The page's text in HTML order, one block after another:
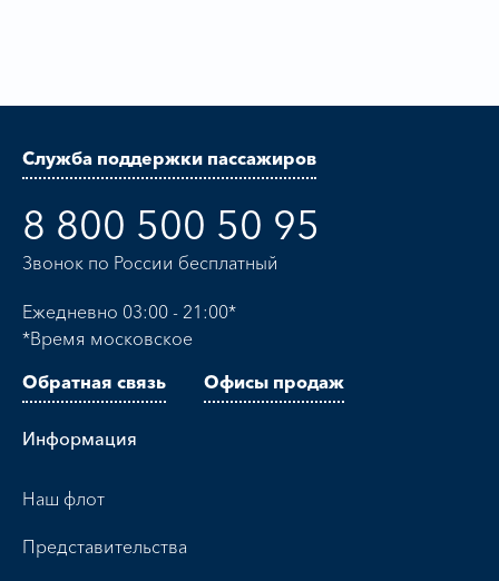
Служба поддержки пассажиров
8 800 500 50 95
Звонок по России бесплатный
Ежедневно 03:00 - 21:00*
*Время московское
Обратная связь
Офисы продаж
Информация
Наш флот
Представительства